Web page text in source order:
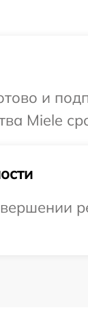
и
Miele